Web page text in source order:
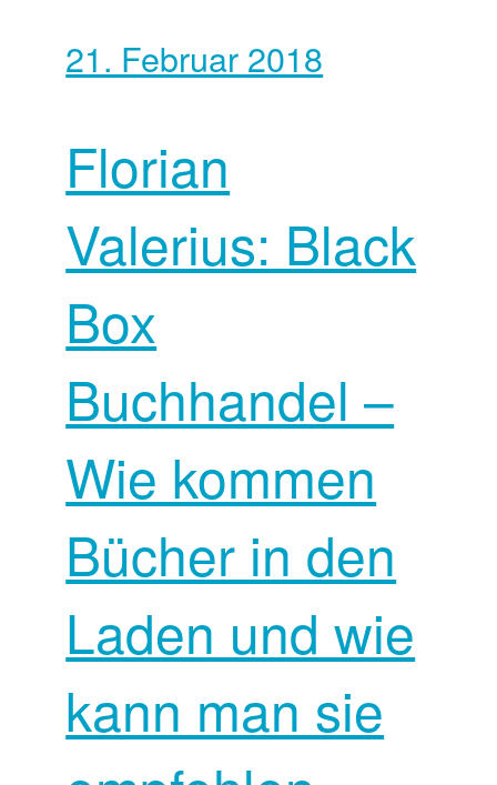
21. Februar 2018
Florian
Valerius: Black
Box
Buchhandel –
Wie kommen
Bücher in den
Laden und wie
kann man sie